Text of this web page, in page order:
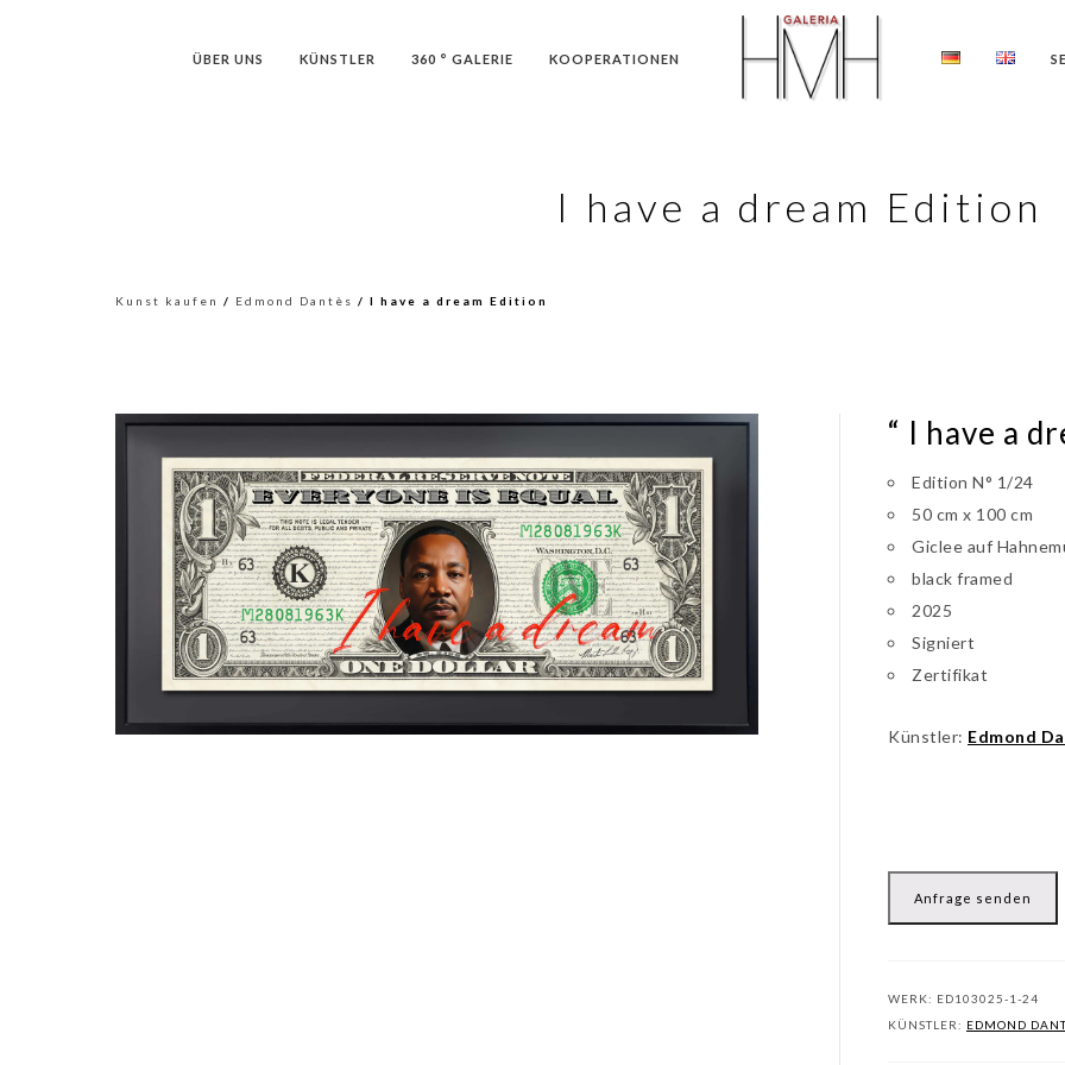
ÜBER UNS KÜNSTLER 360 ° GALERIE KOOPERATIONEN
I have a dream Edition
Kunst kaufen / Edmond Dantès / I have a dream Edition
“ I have a
Edition N° 1/24
50 cm x 100 cm
Giclee auf
black framed
2025
Signiert
Zertifikat
Künstler: Edmond
Anfrage senden
WERK: ED103025-1-24
KÜNSTLER: EDMOND